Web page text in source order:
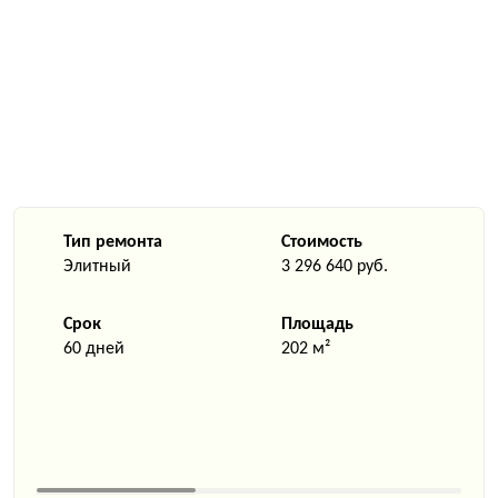
Тип ремонта
Элитный
Стоимость
3 296 640 руб.
Срок
60 дней
Площадь
202 м²